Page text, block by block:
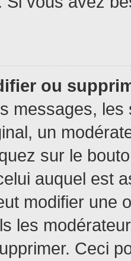
ou
messages,
un
sur le
auquel est
modifier une
les
Ceci